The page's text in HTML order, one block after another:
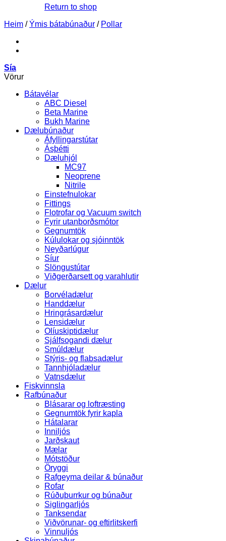
Return to shop
Heim / Ýmis bátabúnaður / Pollar
Sía
Vörur
Bátavélar
ABC Diesel
Beta Marine
Bukh Marine
Dælubúnaður
Áfyllingarstútar
Ásþétti
Dæluhjól
MC97
Neoprene
Nitrile
Einstefnulokar
Fittings
Flotrofar og Vacuum switch
Fyrir utanborðsmótor
Gegnumtök
Kúlulokar og sjóinntök
Neyðarlúgur
Síur
Slöngustútar
Viðgerðarsett og varahlutir
Dælur
Borvéladælur
Handdælur
Hringrásardælur
Lensidælur
Olíuskiptidælur
Sjálfsogandi dælur
Smúldælur
Stýris- og flabsadælur
Tannhjóladælur
Vatnsdælur
Fiskvinnsla
Rafbúnaður
Blásarar og loftræsting
Gegnumtök fyrir kapla
Hátalarar
Inniljós
Jarðskaut
Mælar
Mótstöður
Öryggi
Rafgeyma deilar & búnaður
Rofar
Rúðuþurrkur og búnaður
Siglingarljós
Tanksendar
Viðvörunar- og eftirlitskerfi
Vinnuljós